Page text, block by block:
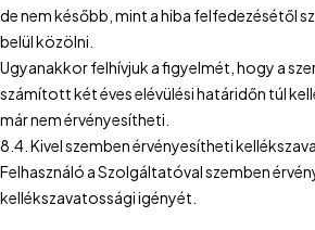
de nem később, mint a hiba felfedezésétől
belül közölni.
Ugyanakkor felhívjuk a figyelmét, hogy a
számított két éves elévülési határidőn túl
már nem érvényesítheti.
8.4. Kivel szemben érvényesítheti
Felhasználó a Szolgáltatóval szemben
kellékszavatossági igényét.